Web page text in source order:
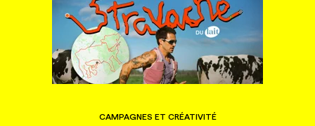
CAMPAGNES ET CRÉATIVITÉ